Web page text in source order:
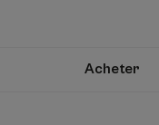
Acheter